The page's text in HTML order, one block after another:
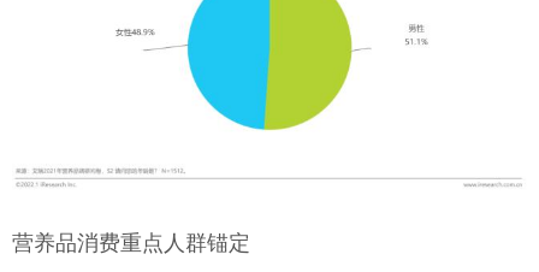
营养品消费重点人群锚定